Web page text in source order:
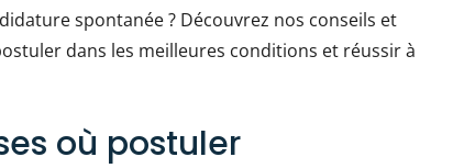
spontanée ? Découvrez nos conseils et
dans les meilleures conditions et réussir à
où postuler